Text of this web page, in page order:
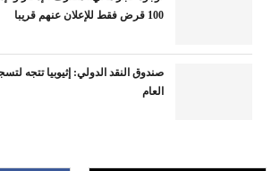
100 قرض فقط للإعلان عنهم قريبا
صندوق النقد الدولي: إثيوبيا تتجه
العام